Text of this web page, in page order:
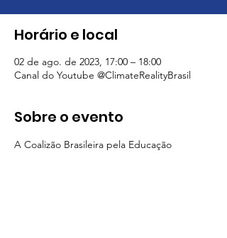
Horário e local
02 de ago. de 2023, 17:00 – 18:00
Canal do Youtube @ClimateRealityBrasil
Sobre o evento
A Coalizão Brasileira pela Educação